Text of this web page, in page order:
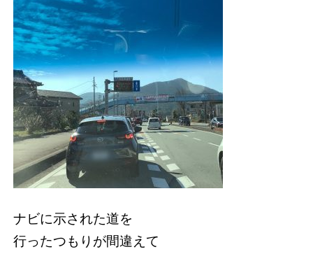
ナビに示された道を
行ったつもりが間違えて